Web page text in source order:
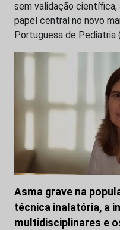
sem validação científica,
papel central no novo
Portuguesa de Pediatria
Asma grave na
técnica inalatória, a
multidisciplinares e